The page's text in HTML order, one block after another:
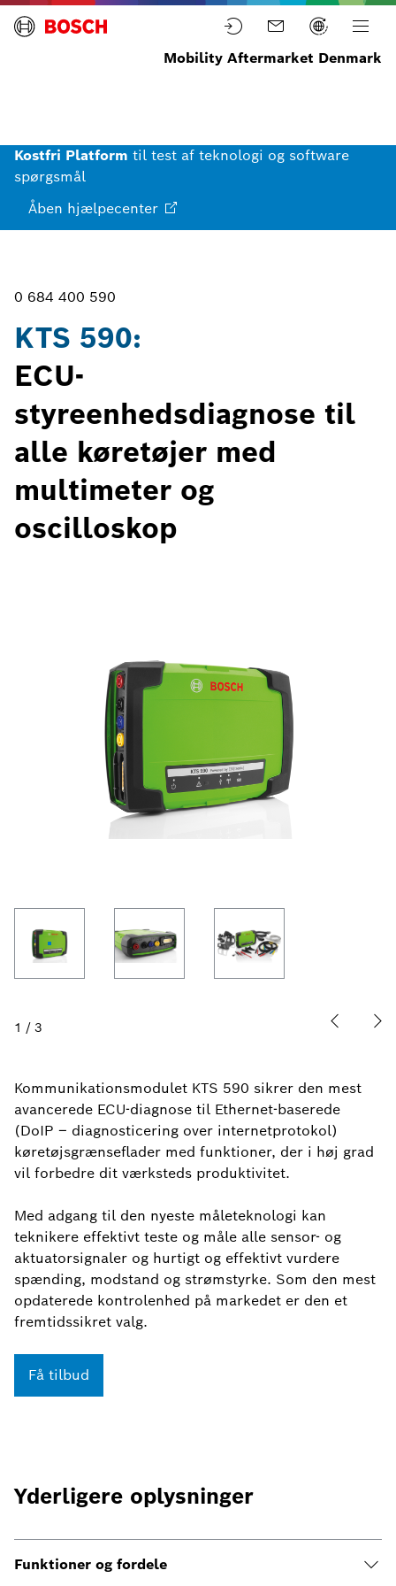
Mobility Aftermarket Denmark
Kostfri Platform til test af teknologi og software
spørgsmål
Åben hjælpecenter
0 684 400 590
KTS 590:
ECU-
styreenhedsdiagnose til
alle køretøjer med
multimeter og
oscilloskop
1 / 3
Kommunikationsmodulet KTS 590 sikrer den mest
avancerede ECU-diagnose til Ethernet-baserede
(DoIP – diagnosticering over internetprotokol)
køretøjsgrænseflader med funktioner, der i høj grad
vil forbedre dit værksteds produktivitet.
Med adgang til den nyeste måleteknologi kan
teknikere effektivt teste og måle alle sensor- og
aktuatorsignaler og hurtigt og effektivt vurdere
spænding, modstand og strømstyrke. Som den mest
opdaterede kontrolenhed på markedet er den et
fremtidssikret valg.
Få tilbud
Yderligere oplysninger
Funktioner og fordele